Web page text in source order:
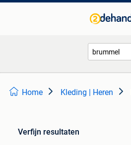
Home Kleding | Heren
Verfijn resultaten